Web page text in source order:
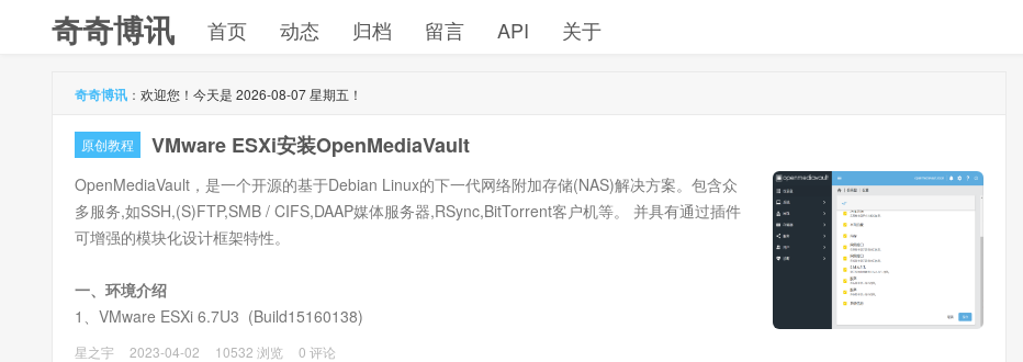
奇奇博讯 首页 动态 归档 留言 API 关于
奇奇博讯 ： 欢迎您！今天是 2026-08-07 星期五！
原创教程 VMware ESXi安装OpenMediaVault
OpenMediaVault，是一个开源的基于Debian Linux的下一代网络附加存储(NAS)解决方案。包含众
多服务,如SSH,(S)FTP,SMB / CIFS,DAAP媒体服务器,RSync,BitTorrent客户机等。 并具有通过插件
可增强的模块化设计框架特性。
一、环境介绍
1、VMware ESXi 6.7U3 (Build15160138)
2、openmediavault镜像 6.0.24-amd64，官网下载：https://www.openmediavault.org/download.html
星之宇 2023-04-02 10532 浏览 0 评论